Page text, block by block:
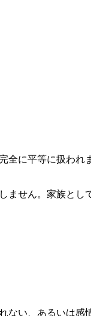
全に平等に扱われ
ません。家族と
い、あるいは感